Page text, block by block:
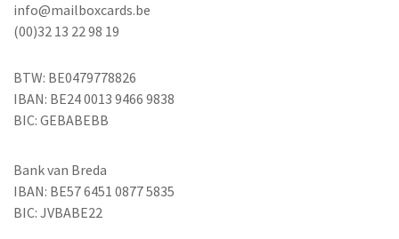
info@mailboxcards.be
(00)32 13 22 98 19
BTW: BE0479778826
IBAN: BE24 0013 9466 9838
BIC: GEBABEBB
Bank van Breda
IBAN: BE57 6451 0877 5835
BIC: JVBABE22